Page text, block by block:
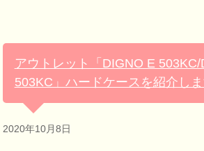
アウトレット「DIGNO E
503KC」ハードケースを紹介しま
2020年10月8日